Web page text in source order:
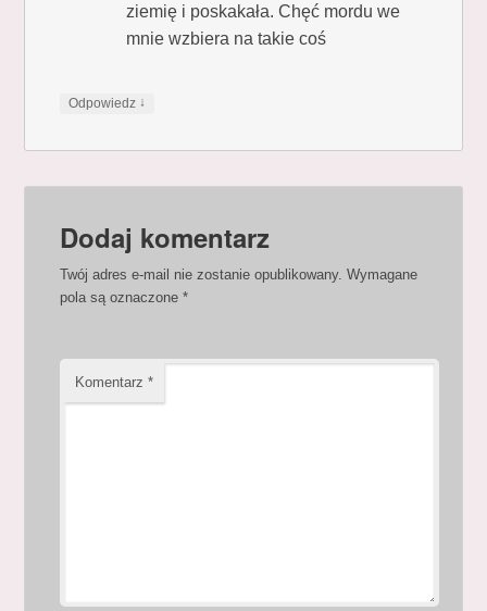
ziemię i poskakała. Chęć mordu we
mnie wzbiera na takie coś
Odpowiedz ↓
Dodaj komentarz
Twój adres e-mail nie zostanie opublikowany. Wymagane
pola są oznaczone*
Komentarz*